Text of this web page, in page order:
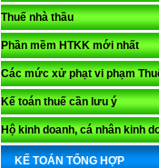
Thuế nhà thầu
Phần mềm HTKK mới nhất
Các mức xử phạt vi phạm
Kế toán thuế cần lưu ý
Hộ kinh doanh, cá nhân kinh
KẾ TOÁN TỔNG HỢP